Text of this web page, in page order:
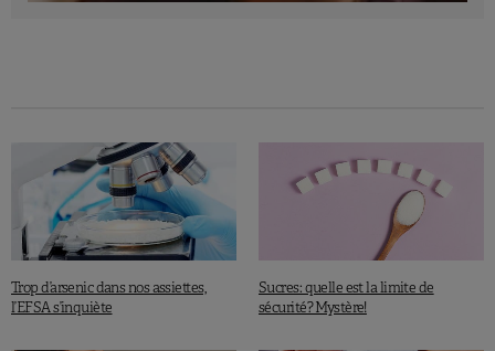
Trop d’arsenic dans nos assiettes,
l’EFSA s’inquiète
Sucres: quelle est la limite de
sécurité? Mystère!